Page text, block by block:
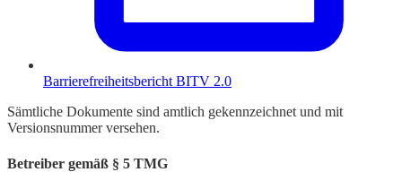
Barrierefreiheitsbericht BITV 2.0
Sämtliche Dokumente sind amtlich gekennzeichnet und mit
Versionsnummer versehen.
Betreiber gemäß § 5 TMG